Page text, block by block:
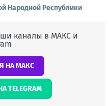
Народной Республики
каналы в МАКС и
НА МАКС
TELEGRAM